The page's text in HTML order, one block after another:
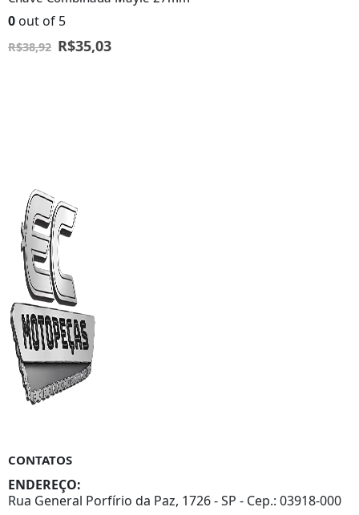
0 out of 5
R$38,92 R$35,03
CONTATOS
ENDEREÇO:
Rua General Porfírio da Paz, 1726 - SP - Cep.: 03918-000